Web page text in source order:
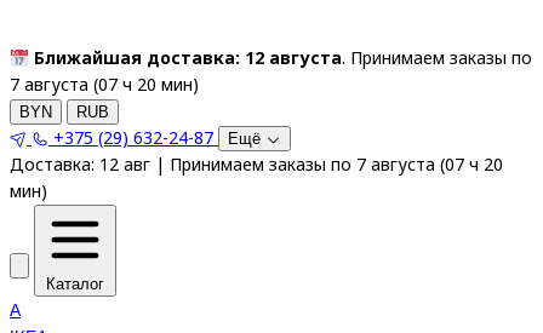
Ближайшая доставка: 12 августа. Принимаем заказы по
7 августа (07 ч 20 мин)
BYN RUB
+375 (29) 632-24-87 Ещё
Доставка: 12 авг | Принимаем заказы по 7 августа (07 ч 20
мин)
Каталог
A